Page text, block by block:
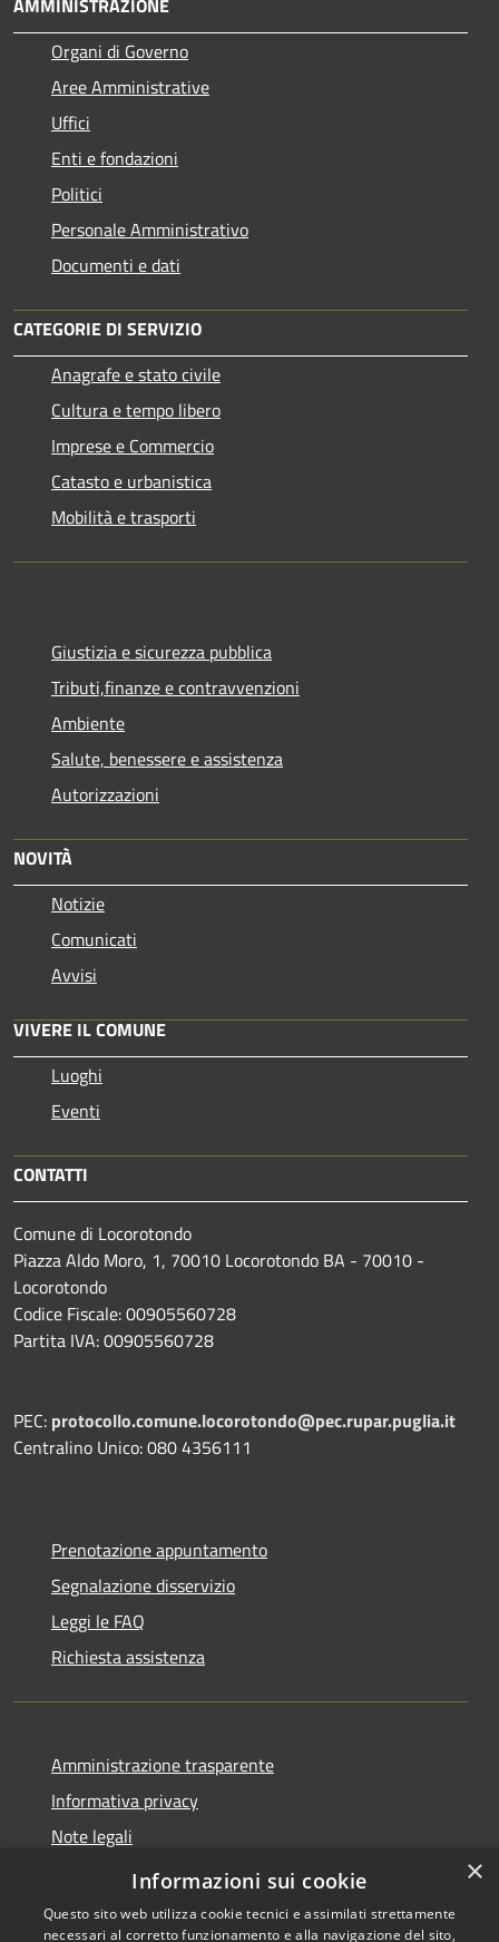
AMMINISTRAZIONE
Organi di Governo
Aree Amministrative
Uffici
Enti e fondazioni
Politici
Personale Amministrativo
Documenti e dati
CATEGORIE DI SERVIZIO
Anagrafe e stato civile
Cultura e tempo libero
Imprese e Commercio
Catasto e urbanistica
Mobilità e trasporti
Giustizia e sicurezza pubblica
Tributi,finanze e contravvenzioni
Ambiente
Salute, benessere e assistenza
Autorizzazioni
NOVITÀ
Notizie
Comunicati
Avvisi
VIVERE IL COMUNE
Luoghi
Eventi
CONTATTI
Comune di Locorotondo
Piazza Aldo Moro, 1, 70010 Locorotondo BA - 70010 -
Locorotondo
Codice Fiscale: 00905560728
Partita IVA: 00905560728
PEC: protocollo.comune.locorotondo@pec.rupar.puglia.it
Centralino Unico: 080 4356111
Prenotazione appuntamento
Segnalazione disservizio
Leggi le FAQ
Richiesta assistenza
Amministrazione trasparente
Informativa privacy
Note legali
Dichiarazione di accessibilità
×
Informazioni sui cookie
Questo sito web utilizza cookie tecnici e assimilati strettamente
necessari al corretto funzionamento e alla navigazione del sito,